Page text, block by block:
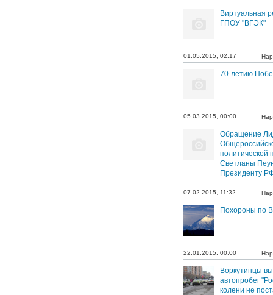
Виртуальная
ГПОУ "ВГЭК"
01.05.2015, 02:17
70-летию
05.03.2015, 00:00
Обращение
Светланы
Президенту
07.02.2015, 11:32
Похороны по
22.01.2015, 00:00
Воркутинцы
автопробег
колени не